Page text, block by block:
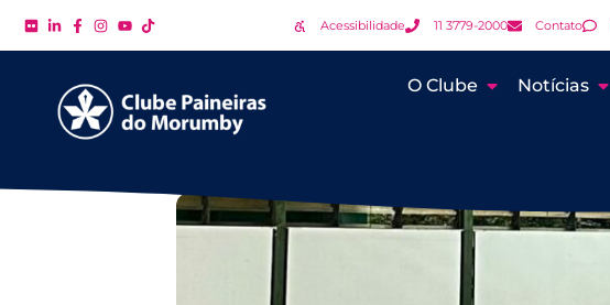
Acessibilidade 11 3779-2000 Contato
O Clube Notícias